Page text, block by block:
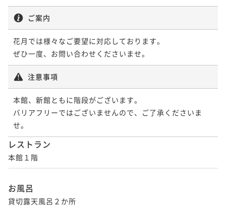
ご案内
花月では様々なご要望に対応しております。
注意事項
本館、新館ともに階段がございます。
バリアフリーではございませんので、ご了承くださいま
せ。
レストラン
本館１階
お風呂
貸切露天風呂２か所